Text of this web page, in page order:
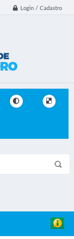
Login / Cadastro